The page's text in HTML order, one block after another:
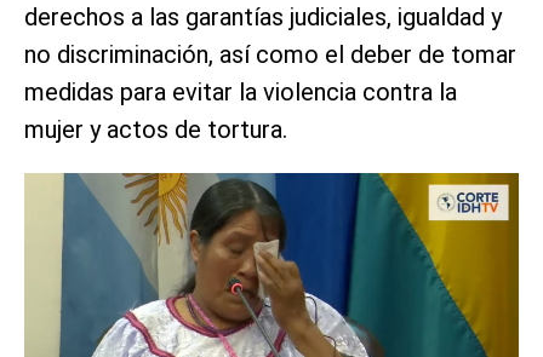
derechos a las garantías judiciales, igualdad y
no discriminación, así como el deber de tomar
medidas para evitar la violencia contra la
mujer y actos de tortura.